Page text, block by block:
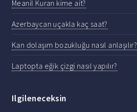
Meanil Kuran kime ait?
Azerbaycan uçakla kaç saat?
Kan dolaşım bozukluğu nasıl anlaşılır?
Laptopta eğik çizgi nasıl yapılır?
Ilgileneceksin